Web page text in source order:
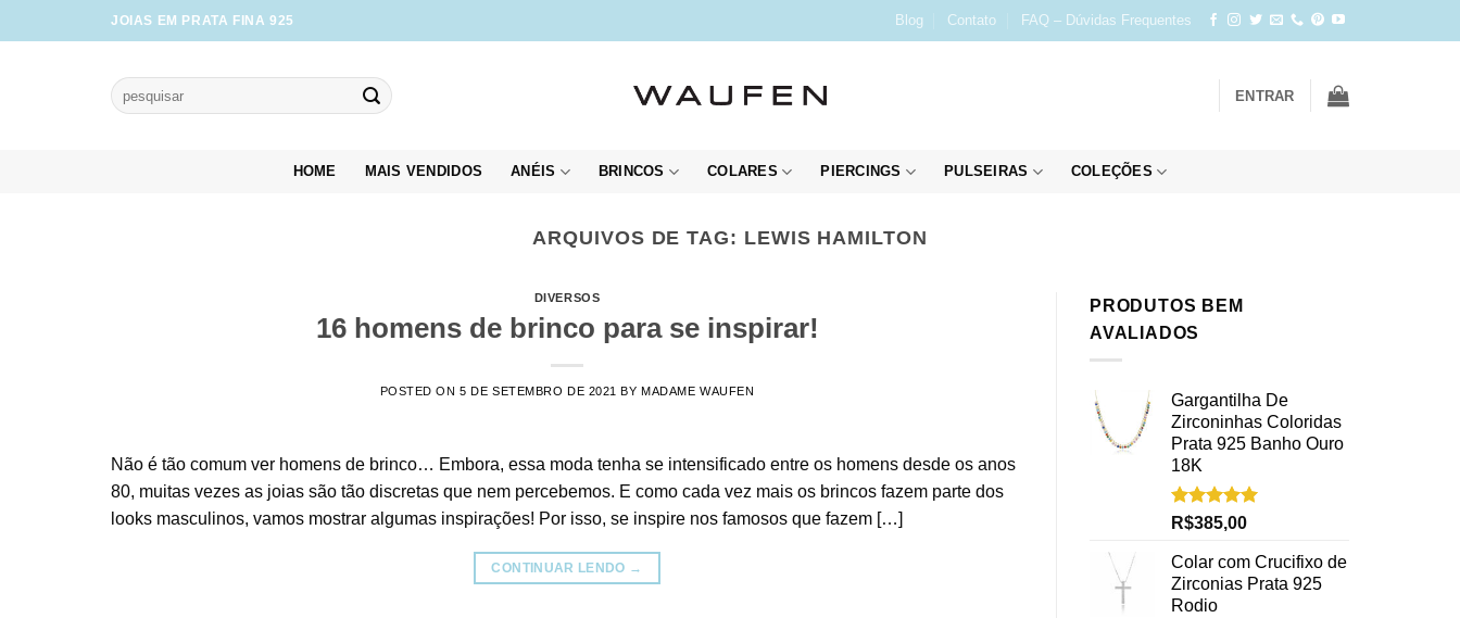
to
JOIAS EM PRATA FINA 925 Blog Contato FAQ – Dúvidas Frequentes
Pesquisar
por:
ENTRAR
HOME MAIS VENDIDOS ANÉIS BRINCOS COLARES PIERCINGS PULSEIRAS COLEÇÕES
ARQUIVOS DE TAG: LEWIS HAMILTON
DIVERSOS
16 homens de brinco para se inspirar!
POSTED ON5 DE SETEMBRO DE 2021 BYMADAME WAUFEN
Não é tão comum ver homens de brinco… Embora, essa moda tenha se intensificado entre os homens desde os anos
80, muitas vezes as joias são tão discretas que nem percebemos. E como cada vez mais os brincos fazem parte dos
looks masculinos, vamos mostrar algumas inspirações! Por isso, se inspire nos famosos que fazem […]
CONTINUAR LENDO →
PRODUTOS BEM
AVALIADOS
Gargantilha De
Zirconinhas Coloridas
Prata 925 Banho Ouro
18K
Avaliação
R$385,00
Colar com Crucifixo de
Zirconias Prata 925
Rodio